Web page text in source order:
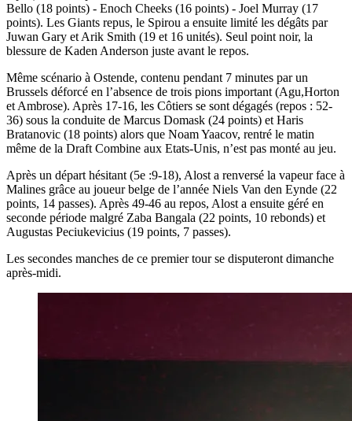
Bello (18 points) - Enoch Cheeks (16 points) - Joel Murray (17
points). Les Giants repus, le Spirou a ensuite limité les dégâts par
Juwan Gary et Arik Smith (19 et 16 unités). Seul point noir, la
blessure de Kaden Anderson juste avant le repos.
Même scénario à Ostende, contenu pendant 7 minutes par un
Brussels déforcé en l’absence de trois pions important (Agu,Horton
et Ambrose). Après 17-16, les Côtiers se sont dégagés (repos : 52-
36) sous la conduite de Marcus Domask (24 points) et Haris
Bratanovic (18 points) alors que Noam Yaacov, rentré le matin
même de la Draft Combine aux Etats-Unis, n’est pas monté au jeu.
Après un départ hésitant (5e :9-18), Alost a renversé la vapeur face à
Malines grâce au joueur belge de l’année Niels Van den Eynde (22
points, 14 passes). Après 49-46 au repos, Alost a ensuite géré en
seconde période malgré Zaba Bangala (22 points, 10 rebonds) et
Augustas Peciukevicius (19 points, 7 passes).
Les secondes manches de ce premier tour se disputeront dimanche
après-midi.